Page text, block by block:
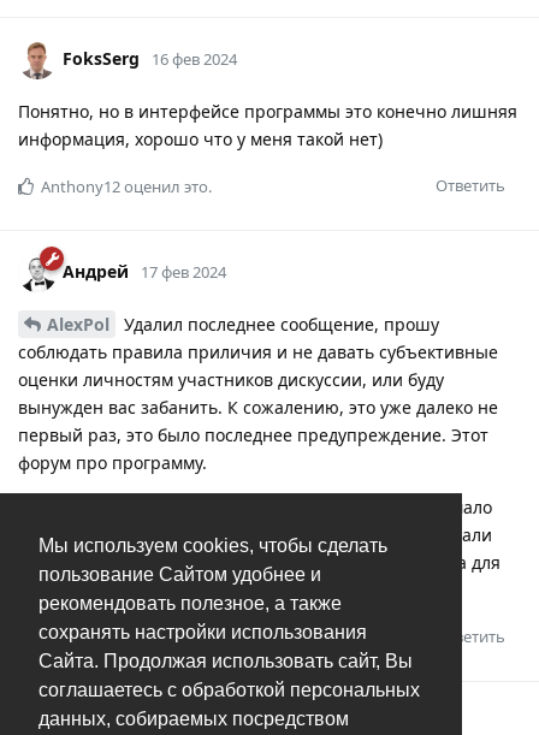
Мы используем cookies, чтобы сделать
пользование Сайтом удобнее и
рекомендовать полезное, а также
сохранять настройки использования
Сайта. Продолжая использовать сайт, Вы
соглашаетесь с обработкой персональных
данных, собираемых посредством
FoksSerg 16 фев 2024
Понятно, но в интерфейсе программы это конечно лишняя
информация, хорошо что у меня такой нет)
Ответить
Anthony12оценил это.
Андрей 17 фев 2024
AlexPol
Удалил последнее сообщение, прошу
соблюдать правила приличия и не давать субъективные
оценки личностям участников дискуссии, или буду
вынужден вас забанить. К сожалению, это уже далеко не
первый раз, это было последнее предупреждение. Этот
форум про программу.
По поводу самого вопроса. На удивление, слишком мало
кого это беспокоит. Только единожды тут об этом писали
ранее. Очевидно, совсем не приоритетная проблема для
Ответить